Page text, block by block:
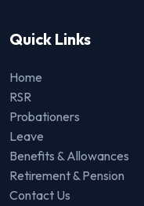
Quick Links
Home
RSR
Probationers
Leave
Benefits & Allowances
Retirement & Pension
Contact Us